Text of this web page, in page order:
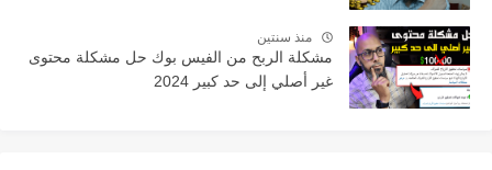
منذ سنتين
مشكلة الربح من الفيس بوك حل مشكلة محتوى
غير أصلي إلى حد كبير 2024